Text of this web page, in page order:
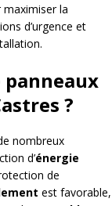
la
d’urgence et
panneaux
?
nombreux
d’énergie
de
est favorable,